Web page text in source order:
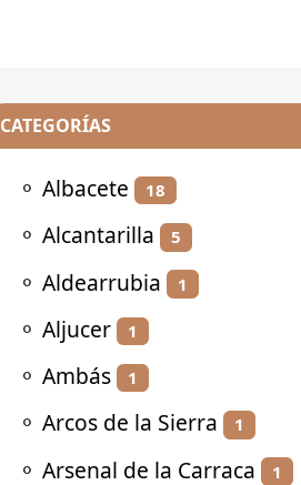
CATEGORÍAS
⚬ Albacete 18
⚬ Alcantarilla 5
⚬ Aldearrubia 1
⚬ Aljucer 1
⚬ Ambás 1
⚬ Arcos de la Sierra 1
⚬ Arsenal de la Carraca 1